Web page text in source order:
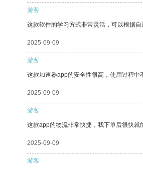
游客
这款软件的学习方式非常灵活，可以根据自
2025-09-09
游客
这款加速器app的安全性很高，使用过程中
2025-09-09
游客
这款app的物流非常快捷，我下单后很快就
2025-09-09
游客